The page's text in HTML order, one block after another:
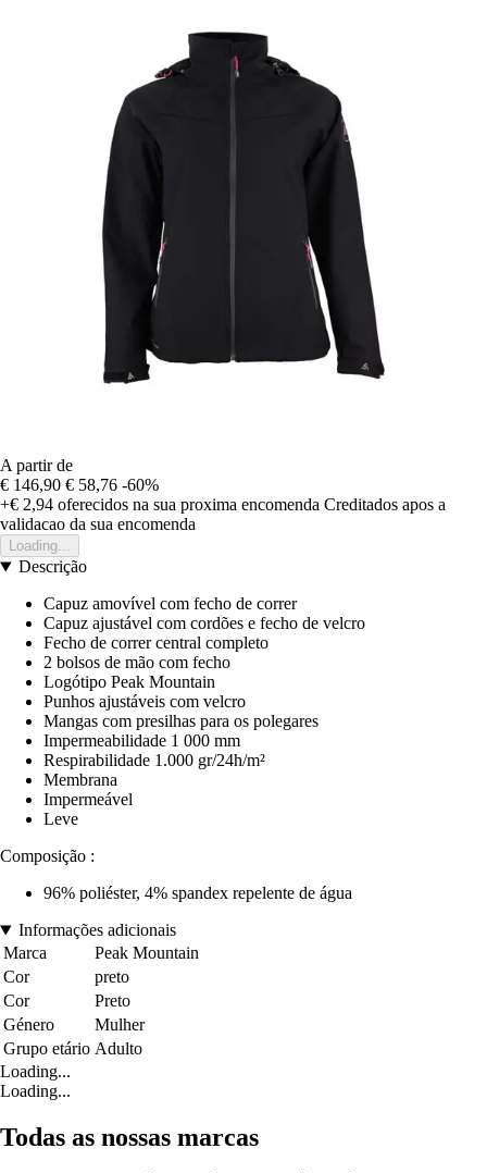
A partir de
€ 146,90 € 58,76 -60%
+€ 2,94 oferecidos na sua proxima encomenda Creditados apos a
validacao da sua encomenda
Loading...
Descrição
Capuz amovível com fecho de correr
Capuz ajustável com cordões e fecho de velcro
Fecho de correr central completo
2 bolsos de mão com fecho
Logótipo Peak Mountain
Punhos ajustáveis com velcro
Mangas com presilhas para os polegares
Impermeabilidade 1 000 mm
Respirabilidade 1.000 gr/24h/m²
Membrana
Impermeável
Leve
Composição :
96% poliéster, 4% spandex repelente de água
Informações adicionais
Marca
Peak Mountain
Cor
preto
Cor
Preto
Género
Mulher
Grupo etário Adulto
Loading...
Loading...
Todas as nossas marcas